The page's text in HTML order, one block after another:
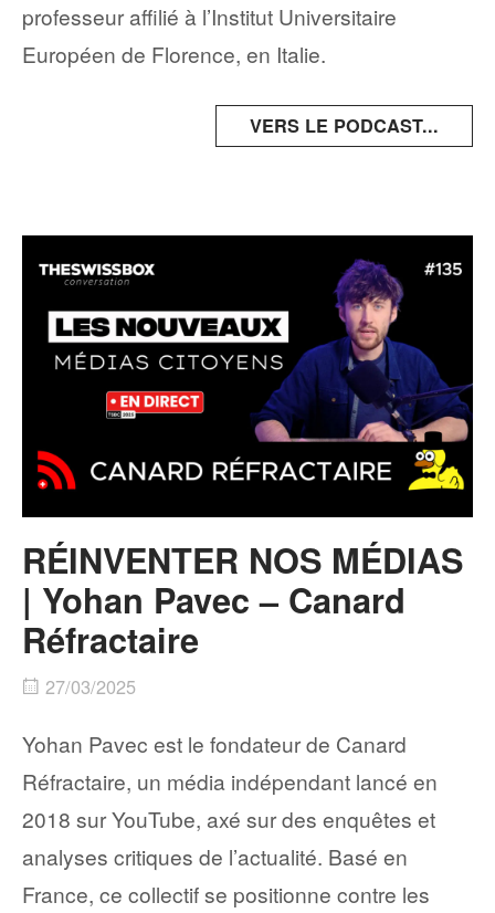
professeur affilié à l’Institut Universitaire
Européen de Florence, en Italie.​
VERS LE PODCAST...
RÉINVENTER NOS MÉDIAS
| Yohan Pavec – Canard
Réfractaire
27/03/2025
Yohan Pavec est le fondateur de Canard
Réfractaire, un média indépendant lancé en
2018 sur YouTube, axé sur des enquêtes et
analyses critiques de l’actualité. Basé en
France, ce collectif se positionne contre les